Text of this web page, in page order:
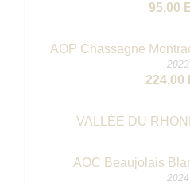
95,00
AOP Chassagne
2023
224,00
VALLÉE DU
AOC Beaujolais
2024